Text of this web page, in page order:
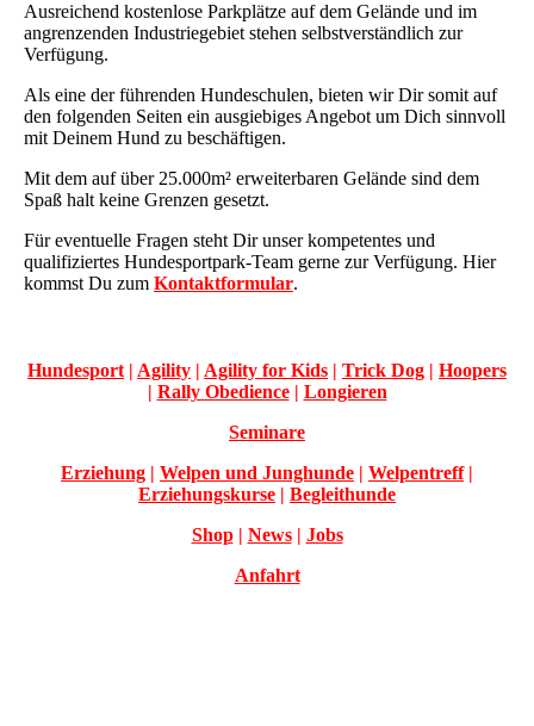
Ausreichend kostenlose Parkplätze auf dem Gelände und im
angrenzenden Industriegebiet stehen selbstverständlich zur
Verfügung.
Als eine der führenden Hundeschulen, bieten wir Dir somit auf
den folgenden Seiten ein ausgiebiges Angebot um Dich sinnvoll
mit Deinem Hund zu beschäftigen.
Mit dem auf über 25.000m² erweiterbaren Gelände sind dem
Spaß halt keine Grenzen gesetzt.
Für eventuelle Fragen steht Dir unser kompetentes und
qualifiziertes Hundesportpark-Team gerne zur Verfügung. Hier
kommst Du zum Kontaktformular.
Hundesport | Agility | Agility for Kids | Trick Dog | Hoopers
| Rally Obedience| Longieren
Seminare
Erziehung | Welpen und Junghunde | Welpentreff|
Erziehungskurse | Begleithunde
Shop| News| Jobs
Anfahrt